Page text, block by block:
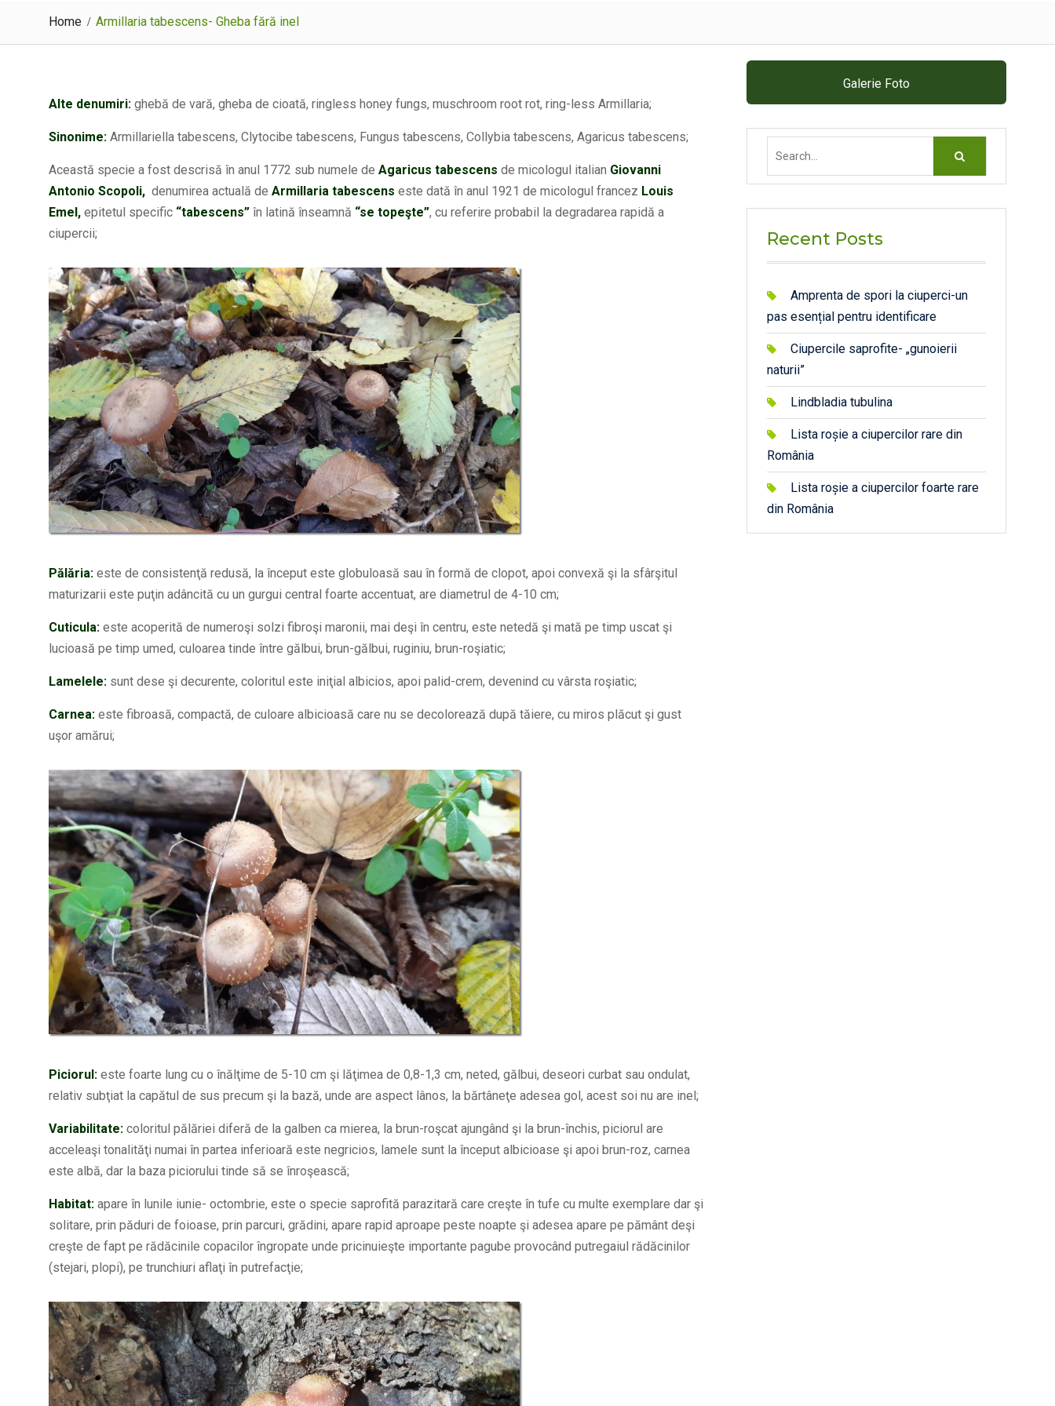
Home Armillaria tabescens- Gheba fără inel
Alte denumiri: ghebă de vară, gheba de cioată, ringless honey fungs, muschroom root rot, ring-less Armillaria;
Sinonime: Armillariella tabescens, Clytocibe tabescens, Fungus tabescens, Collybia tabescens, Agaricus tabescens;
Această specie a fost descrisă în anul 1772 sub numele de Agaricus tabescens de micologul italian Giovanni
Antonio Scopoli, denumirea actuală de Armillaria tabescens este dată în anul 1921 de micologul francez Louis
Emel, epitetul specific “tabescens” în latină înseamnă “se topeşte”, cu referire probabil la degradarea rapidă a
ciupercii;
Pălăria: este de consistenţă redusă, la început este globuloasă sau în formă de clopot, apoi convexă şi la sfârşitul
maturizarii este puţin adâncită cu un gurgui central foarte accentuat, are diametrul de 4-10 cm;
Cuticula: este acoperită de numeroşi solzi fibroşi maronii, mai deşi în centru, este netedă şi mată pe timp uscat şi
lucioasă pe timp umed, culoarea tinde între gălbui, brun-gălbui, ruginiu, brun-roşiatic;
Lamelele: sunt dese şi decurente, coloritul este iniţial albicios, apoi palid-crem, devenind cu vârsta roşiatic;
Carnea: este fibroasă, compactă, de culoare albicioasă care nu se decolorează după tăiere, cu miros plăcut şi gust
uşor amărui;
Piciorul: este foarte lung cu o înălţime de 5-10 cm şi lăţimea de 0,8-1,3 cm, neted, gălbui, deseori curbat sau ondulat,
relativ subţiat la capătul de sus precum şi la bază, unde are aspect lânos, la bărtâneţe adesea gol, acest soi nu are inel;
Variabilitate: coloritul pălăriei diferă de la galben ca mierea, la brun-roşcat ajungând şi la brun-închis, piciorul are
acceleaşi tonalităţi numai în partea inferioară este negricios, lamele sunt la început albicioase şi apoi brun-roz, carnea
este albă, dar la baza piciorului tinde să se înroşească;
Habitat: apare în lunile iunie- octombrie, este o specie saprofită parazitară care creşte în tufe cu multe exemplare dar şi
solitare, prin păduri de foioase, prin parcuri, grădini, apare rapid aproape peste noapte şi adesea apare pe pământ deşi
creşte de fapt pe rădăcinile copacilor îngropate unde pricinuieşte importante pagube provocând putregaiul rădăcinilor
(stejari, plopi), pe trunchiuri aflaţi în putrefacţie;
Galerie Foto
Recent Posts
Amprenta de spori la ciuperci-un
pas esențial pentru identificare
Ciupercile saprofite- „gunoierii
naturii”
Lindbladia tubulina
Lista roșie a ciupercilor rare din
România
Lista roșie a ciupercilor foarte rare
din România